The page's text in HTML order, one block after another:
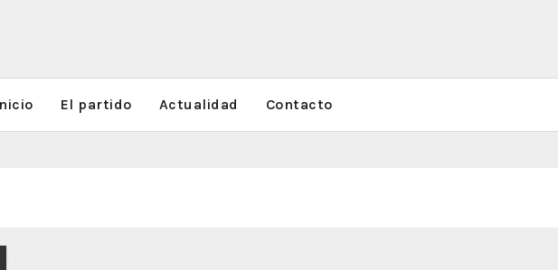
El partido Actualidad Contacto